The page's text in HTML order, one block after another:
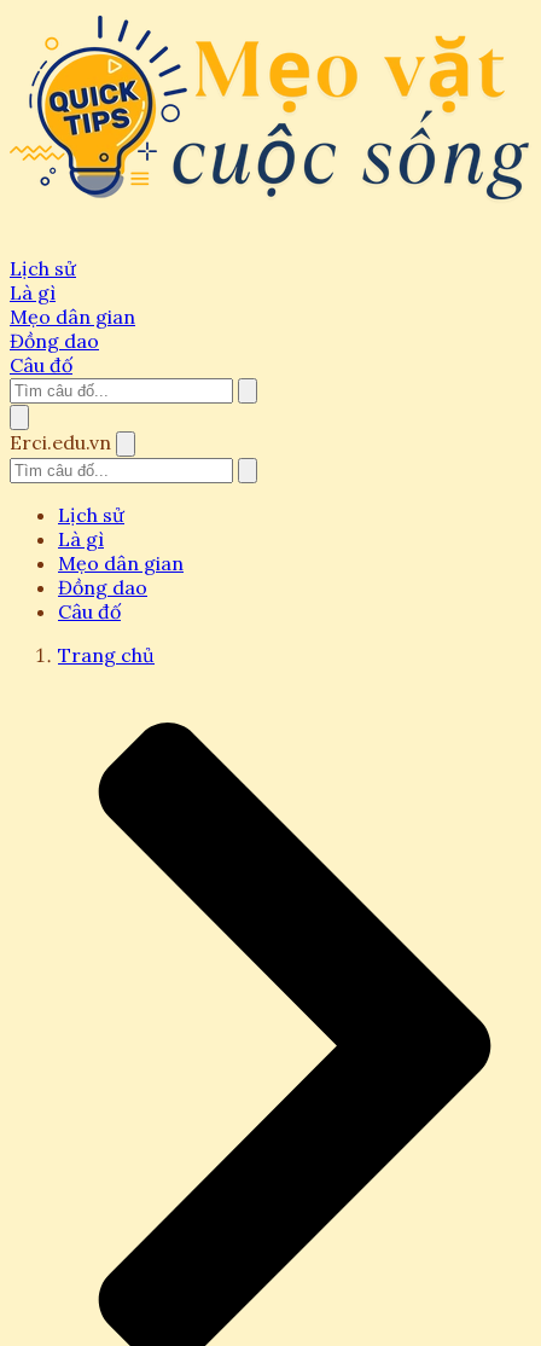
Lịch sử
Là gì
Mẹo dân gian
Đồng dao
Câu đố
Erci.edu.vn
Lịch sử
Là gì
Mẹo dân gian
Đồng dao
Câu đố
Trang chủ